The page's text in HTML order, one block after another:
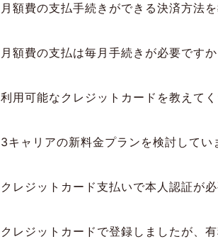
月額費の支払手続きができる決済方法を
月額費の支払は毎月手続きが必要ですか
利用可能なクレジットカードを教えてく
3キャリアの新料金プランを検討してい
クレジットカード支払いで本人認証が
クレジットカードで登録しましたが、